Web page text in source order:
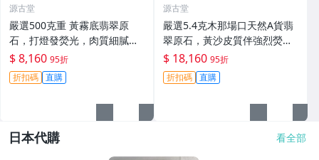
源古堂
嚴選500克重 黃霧底翡翠原
石，打燈發熒光，肉質細膩如
脂，光澤飽滿推薦收藏。天然
A貨翡翠玉石 翡翠 天然翡翠 A
貨翡翠玉石
$ 8,160 95折
折扣碼 直購
源古堂
嚴選5.4克木那場口天然A貨翡
翠原石，黃沙皮質伴強烈熒
光，水頭足種色佳，形體端
正，適合作為手鏈美術素材，
皮殼保存完好無損 白玉 翡翠
$ 18,160 95折
折扣碼 直購
日本代購 看全部